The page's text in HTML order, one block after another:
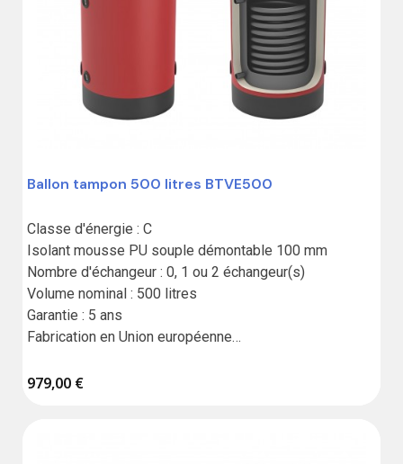
Ballon tampon 500 litres BTVE500
Classe d'énergie : C
Isolant mousse PU souple démontable 100 mm
Nombre d'échangeur : 0, 1 ou 2 échangeur(s)
Volume nominal : 500 litres
Garantie : 5 ans
Fabrication en Union européenne
979,00 €